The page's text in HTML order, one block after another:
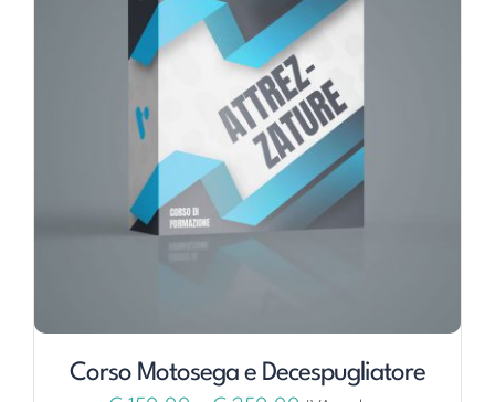
Corso Motosega e Decespugliatore